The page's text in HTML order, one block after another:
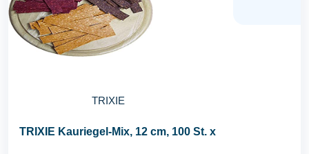
TRIXIE
TRIXIE Kauriegel-Mix, 12 cm, 100 St. x